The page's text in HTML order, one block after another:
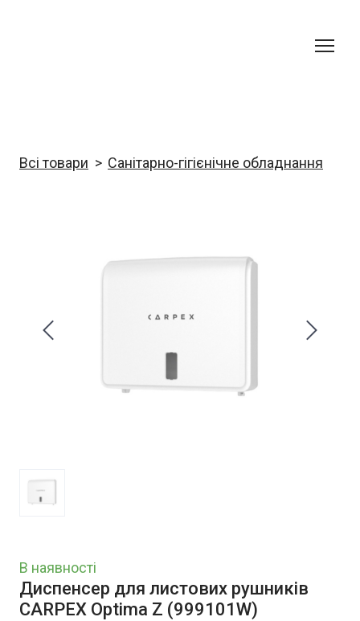
Всі товари Санітарно-гігієнічне обладнання
В наявності
Диспенсер для листових рушників
CARPEX Optima Z (999101W)